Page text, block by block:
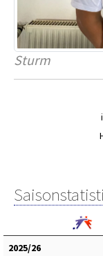
Sturm
2025/26